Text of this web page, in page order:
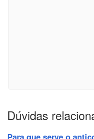
Dúvidas
Para que serve o